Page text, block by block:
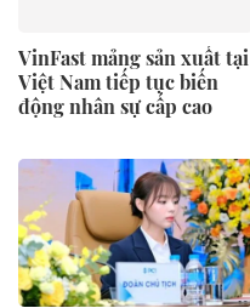
VinFast mảng sản xuất tại
Việt Nam tiếp tục biến
động nhân sự cấp cao